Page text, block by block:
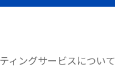
ィングサービスについて